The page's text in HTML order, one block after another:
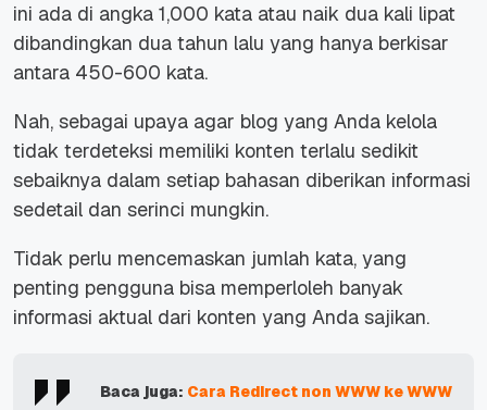
ini ada di angka 1,000 kata atau naik dua kali lipat
dibandingkan dua tahun lalu yang hanya berkisar
antara 450-600 kata.
Nah, sebagai upaya agar blog yang Anda kelola
tidak terdeteksi memiliki konten terlalu sedikit
sebaiknya dalam setiap bahasan diberikan informasi
sedetail dan serinci mungkin.
Tidak perlu mencemaskan jumlah kata, yang
penting pengguna bisa memperloleh banyak
informasi aktual dari konten yang Anda sajikan.
Baca juga: Cara Redirect non WWW ke WWW